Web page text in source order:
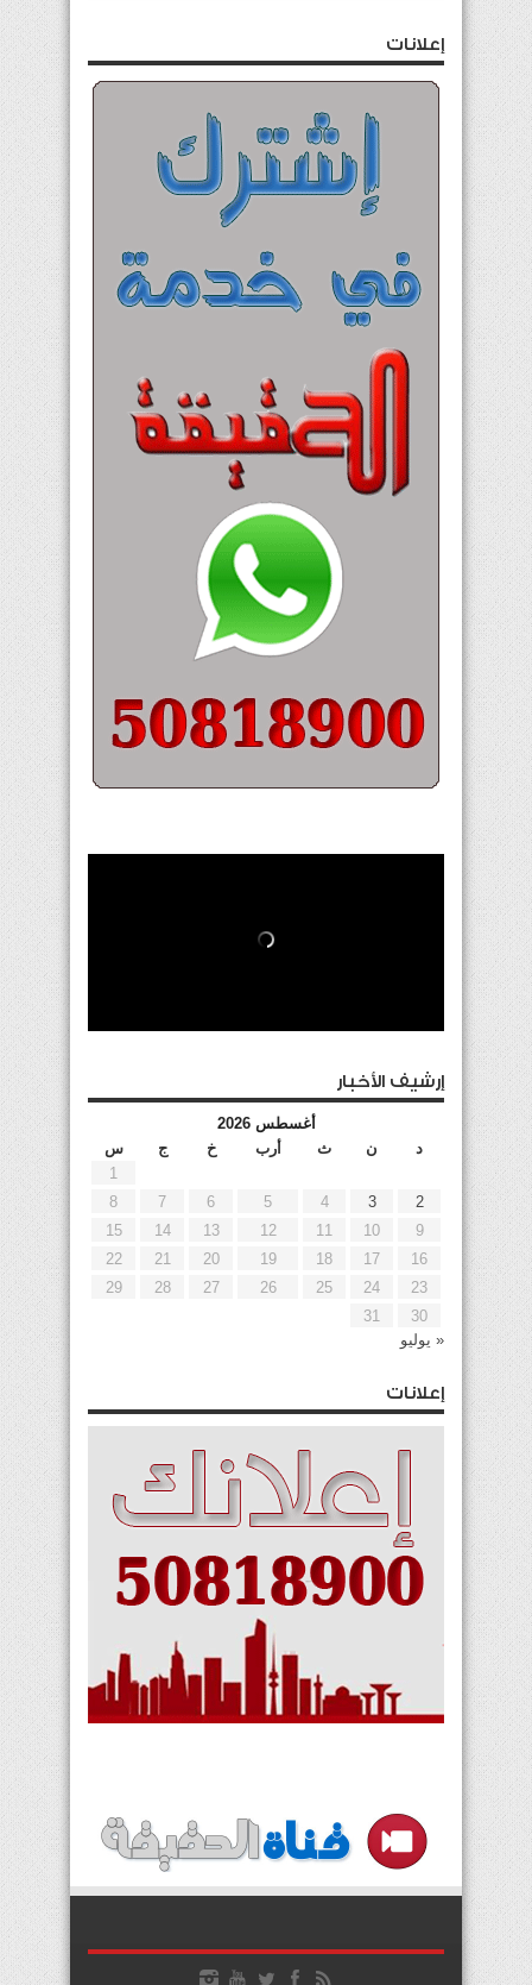
إعلانات
إرشيف الأخبار
أغسطس 2026
د
ن ث أرب خ ج
س
1
2
3
4
5
6
7
8
9
10
11
12
13
14
15
16
17
18
19
20
21
22
23
24
25
26
27
28
29
30
31
« يوليو
إعلانات